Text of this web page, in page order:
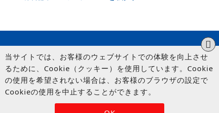
© UP GARAGE GROUP Co., Ltd.
当サイトでは、お客様のウェブサイトでの体験を向上させ
るために、Cookie（クッキー）を使用しています。Cookie
の使用を希望されない場合は、お客様のブラウザの設定で
Cookieの使用を中止することができます。